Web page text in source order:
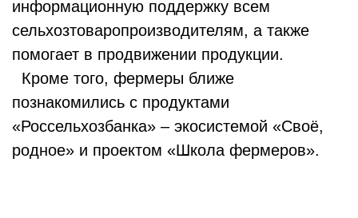
информационную поддержку всем
сельхозтоваропроизводителям, а также
помогает в продвижении продукции.
Кроме того, фермеры ближе
познакомились с продуктами
«Россельхозбанка» – экосистемой «Своё,
родное» и проектом «Школа фермеров».